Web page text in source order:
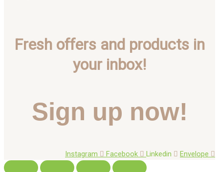
Fresh offers and products in
your inbox!
Sign up now!
Instagram Facebook Linkedin Envelope